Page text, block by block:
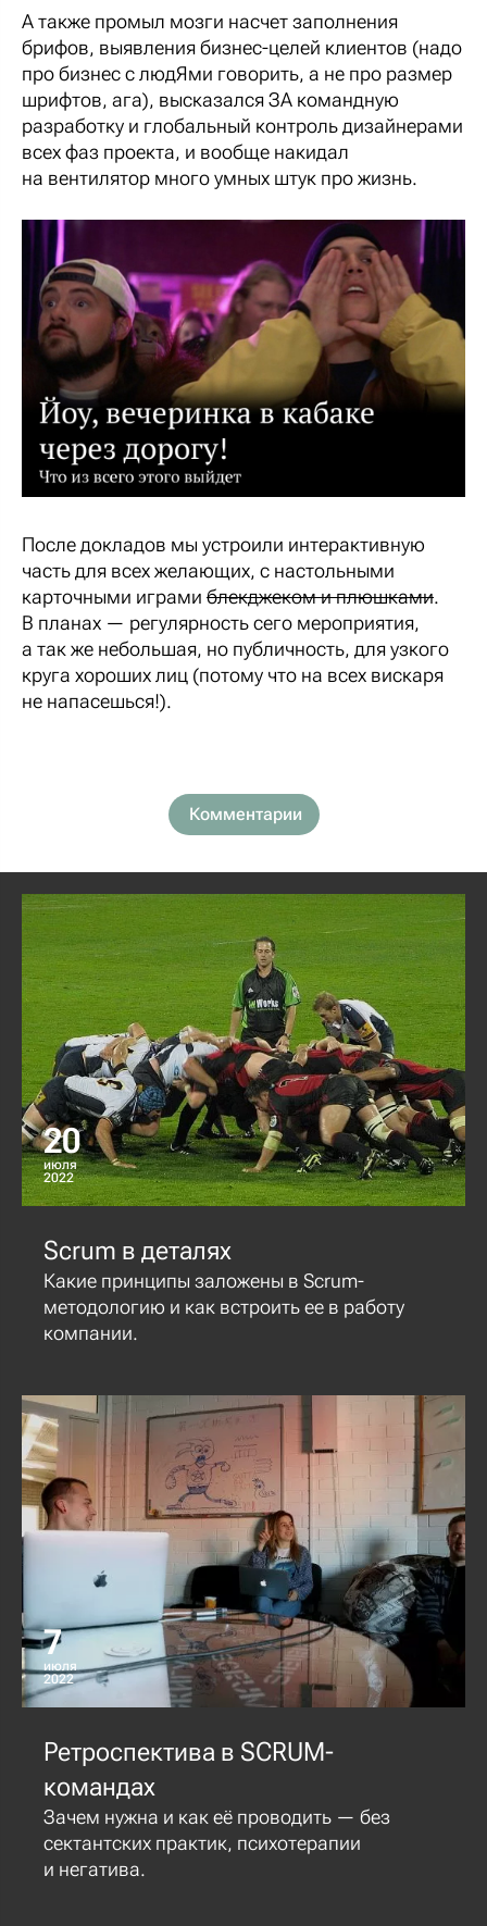
А также промыл мозги насчет заполнения
брифов, выявления бизнес-целей клиентов (надо
про бизнес с людЯми говорить, а не про размер
шрифтов, ага), высказался ЗА командную
разработку и глобальный контроль дизайнерами
всех фаз проекта, и вообще накидал
на вентилятор много умных штук про жизнь.
После докладов мы устроили интерактивную
часть для всех желающих, с настольными
карточными играми блекджеком и плюшками.
В планах — регулярность сего мероприятия,
а так же небольшая, но публичность, для узкого
круга хороших лиц (потому что на всех вискаря
не напасешься!).
Комментарии
20
июля
2022
Scrum в деталях
Какие принципы заложены в Scrum-
методологию и как встроить ее в работу
компании.
7
июля
2022
Ретроспектива в SCRUM-
командах
Зачем нужна и как её проводить — без
сектантских практик, психотерапии
и негатива.